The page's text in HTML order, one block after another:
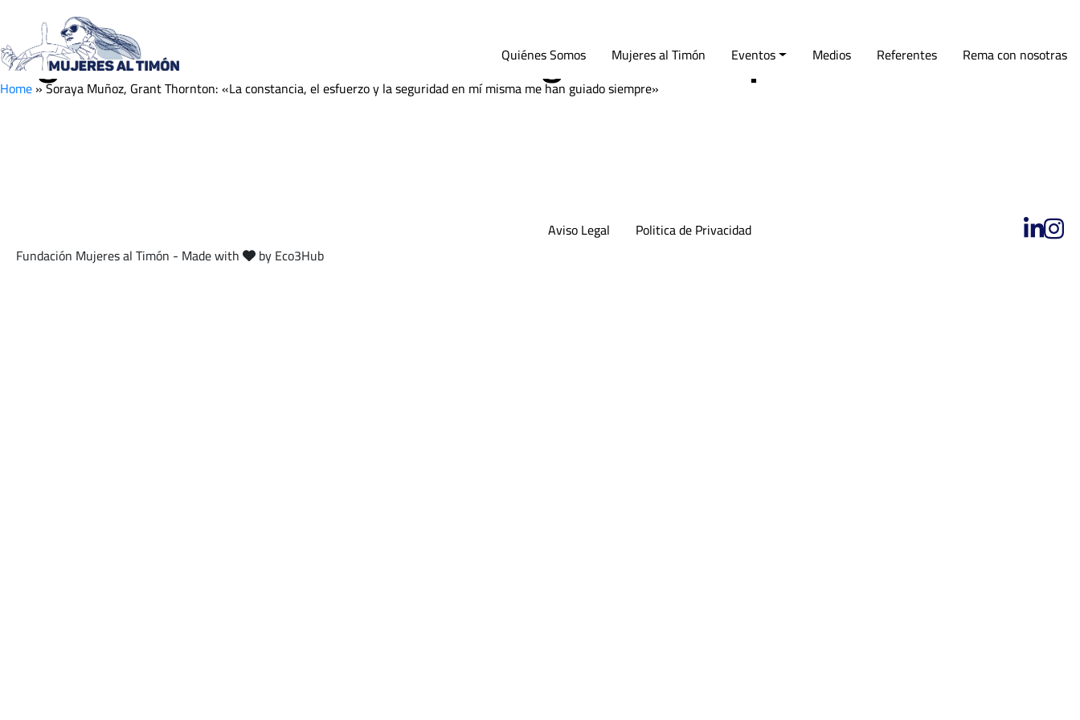
Quiénes Somos Mujeres al Timón Eventos Medios Referentes Rema con nosotras
Soraya Muñoz, Grant Thornton: «La constancia, el esfuerzo y la
seguridad en mí misma me han guiado siempre»
Home»Soraya Muñoz, Grant Thornton: «La constancia, el esfuerzo y la seguridad en mí misma me han guiado siempre»
Aviso Legal
Politica de Privacidad
Fundación Mujeres al Timón - Made with
by Eco3Hub